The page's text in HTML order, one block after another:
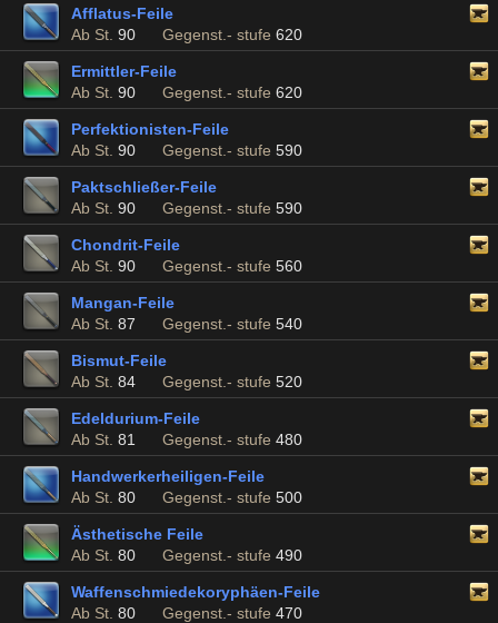
Afflatus-Feile
Ab St. 90 Gegenst.- stufe 620
Ermittler-Feile
Ab St. 90 Gegenst.- stufe 620
Perfektionisten-Feile
Ab St. 90 Gegenst.- stufe 590
Paktschließer-Feile
Ab St. 90 Gegenst.- stufe 590
Chondrit-Feile
Ab St. 90 Gegenst.- stufe 560
Mangan-Feile
Ab St. 87 Gegenst.- stufe 540
Bismut-Feile
Ab St. 84 Gegenst.- stufe 520
Edeldurium-Feile
Ab St. 81 Gegenst.- stufe 480
Handwerkerheiligen-Feile
Ab St. 80 Gegenst.- stufe 500
Ästhetische Feile
Ab St. 80 Gegenst.- stufe 490
Waffenschmiedekoryphäen-Feile
Ab St. 80 Gegenst.- stufe 470